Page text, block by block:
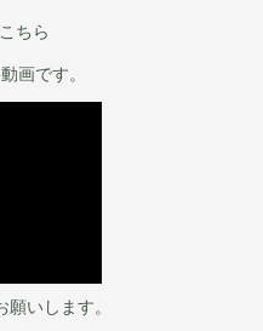
ちら
画です。
いします。